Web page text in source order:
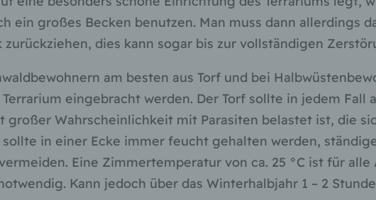
ein großes Becken benutzen. Man muss dann allerdings
dies kann sogar bis zur vollständigen
am besten aus Torf und bei
eingebracht werden. Der Torf sollte in jedem
großer Wahrscheinlichkeit mit Parasiten belastet ist, die
in einer Ecke immer feucht gehalten werden,
Eine Zimmertemperatur von ca. 25 °C ist für
Kann jedoch über das Winterhalbjahr 1 – 2
personenbezogenen Daten verwendet werden, um
persönliche Aspekte, die sich auf eine natürliche Person
zu bewerten, insbesondere, um Aspekte bezüglich
wirtschaftlicher Lage, Gesundheit, persönlicher Vorlieben,
natürlichen Person zu analysieren oder vorherzusagen.
f) Pseudonymisierung
Pseudonymisierung ist die Verarbeitung
in einer Weise, auf welche die personenbezogenen Daten
Hinzuziehung zusätzlicher Informationen nicht mehr einer
spezifischen betroffenen Person zugeordnet werden
diese zusätzlichen Informationen gesondert aufbewahrt